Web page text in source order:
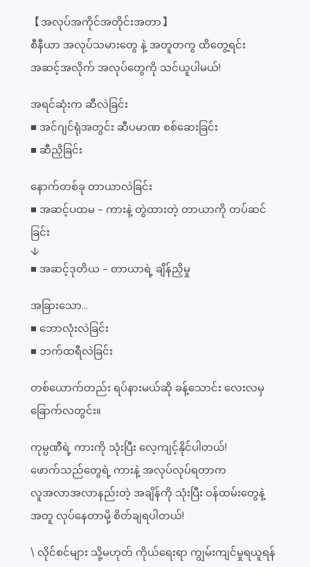
【အလုပ်အကိုင်အတိုင်းအတာ】
စီနီယာ အလုပ်သမားတွေ နဲ့ အတူတကွ ထိတွေ့ရင်း
အဆင့်အလိုက် အလုပ်တွေကို သင်ယူပါမယ်!
အရင်ဆုံးက ဆီလဲခြင်း
■ အင်ဂျင်ရုံအတွင်း ဆီပမာဏ စစ်ဆေးခြင်း
■ ဆီညှိခြင်း
နောက်တစ်ခု တာယာလဲခြင်း
■ အဆင့်ပထမ - ကားနဲ့ တွဲထားတဲ့ တာယာကို တပ်ဆင်
ခြင်း
↓
■ အဆင့်ဒုတိယ - တာယာရဲ့ ချိန်ညှိမှု
အခြားသော...
■ ဘောလုံးလဲခြင်း
■ ဘက်ထရီလဲခြင်း
တစ်ယောက်တည်း ရပ်နားမယ်ဆို ခန့်သောင်း လေးလမှ
ခြောက်လတွင်း။
ကုမ္ပဏီရဲ့ ကားကို သုံးပြီး လေ့ကျင့်နိုင်ပါတယ်!
ဖောက်သည်တွေရဲ့ ကားနဲ့ အလုပ်လုပ်ရတာက
လူအလာအလာနည်းတဲ့ အချိန်ကို သုံးပြီး ဝန်ထမ်းတွေနဲ့
အတူ လုပ်နေတာမို့ စိတ်ချရပါတယ်!
\ လိုင်စင်များ သို့မဟုတ် ကိုယ်ရေးရာ ကျွမ်းကျင်မှုရယူရန်